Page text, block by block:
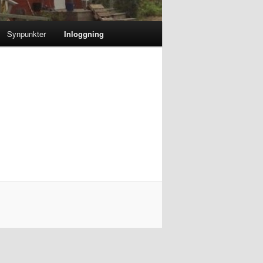
Synpunkter Inloggning